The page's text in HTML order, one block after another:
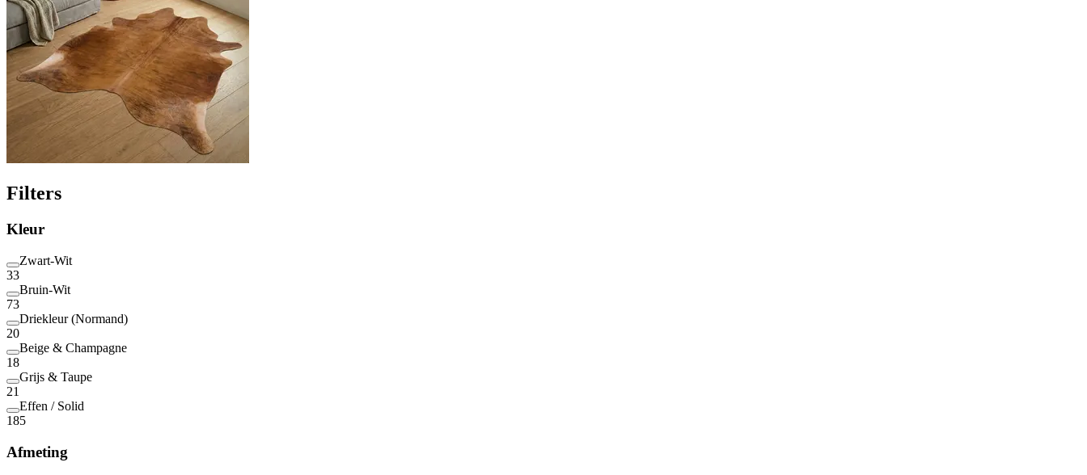
Filters
Kleur
Zwart-Wit
33
Bruin-Wit
73
Driekleur (Normand)
20
Beige & Champagne
18
Grijs & Taupe
21
Effen / Solid
185
Afmeting